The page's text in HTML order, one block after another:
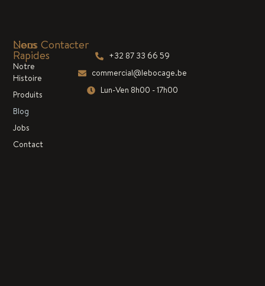
Liens
Rapides
Notre
Histoire
Produits
Blog
Jobs
Contact
Nous Contacter
+32 87 33 66 59
commercial@lebocage.be
Lun-Ven 8h00 - 17h00